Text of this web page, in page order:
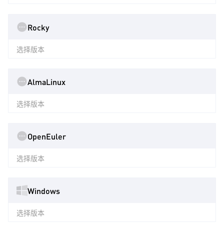
Rocky
选择版本
AlmaLinux
选择版本
OpenEuler
选择版本
Windows
选择版本